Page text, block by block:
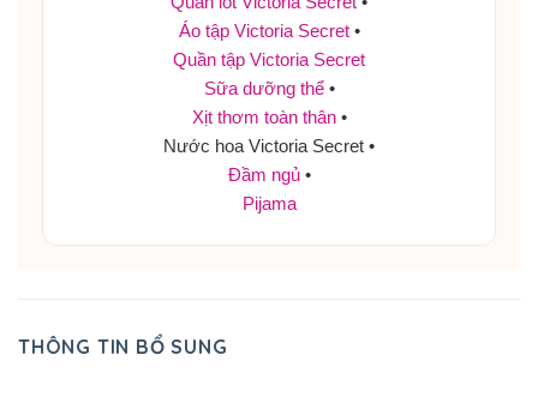
Áo tập Victoria Secret•
Quần tập Victoria Secret
Sữa dưỡng thể•
Xịt thơm toàn thân•
Nước hoa Victoria Secret •
Đầm ngủ•
Pijama
THÔNG TIN BỔ SUNG